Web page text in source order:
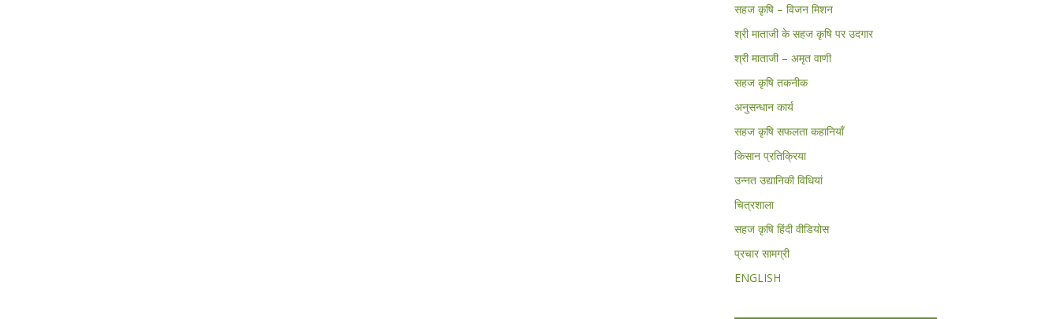
सहज कृषि – विजन मिशन
श्री माताजी के सहज कृषि पर उदगार
श्री माताजी – अमृत वाणी
सहज कृषि तकनीक
अनुसन्धान कार्य
सहज कृषि सफलता कहानियाँ
किसान प्रतिक्रिया
उन्नत उद्यानिकी विधियां
चित्रशाला
सहज कृषि हिंदी वीडियोस
प्रचार सामग्री
ENGLISH